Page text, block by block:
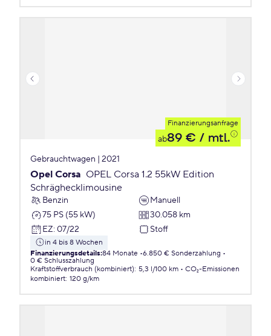
Finanzierungsanfrage
ab89 € / mtl.
Gebrauchtwagen | 2021
Opel Corsa OPEL Corsa 1.2 55kW Edition
Schräghecklimousine
Benzin
Manuell
75 PS (55 kW)
30.058 km
EZ: 07/22 Stoff
in 4 bis 8 Wochen
Finanzierungsdetails:84 Monate 6.850 € Sonderzahlung
0 € Schlusszahlung
Kraftstoffverbrauch (kombiniert): 5,3 l/100 km
CO₂-Emissionen
kombiniert: 120 g/km